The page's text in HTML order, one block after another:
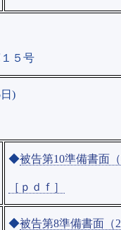
５号
)
◆被告第10準備書面（
［ｐｄｆ］
◆被告第8準備書面（